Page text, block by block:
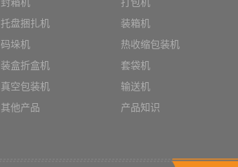
托盘捆扎机
装箱机
码垛机
热收缩包装机
装盒折盒机
套袋机
真空包装机
输送机
其他产品
产品知识